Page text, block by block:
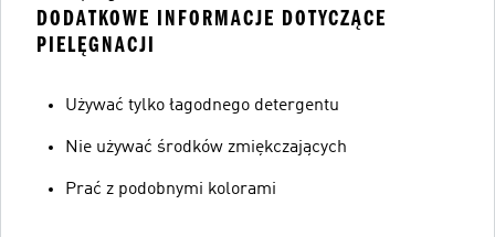
DODATKOWE INFORMACJE DOTYCZĄCE
PIELĘGNACJI
Używać tylko łagodnego detergentu
Nie używać środków zmiękczających
Prać z podobnymi kolorami